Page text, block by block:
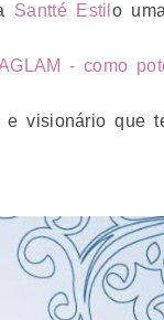
Santté Estil o
- como
e visionário que